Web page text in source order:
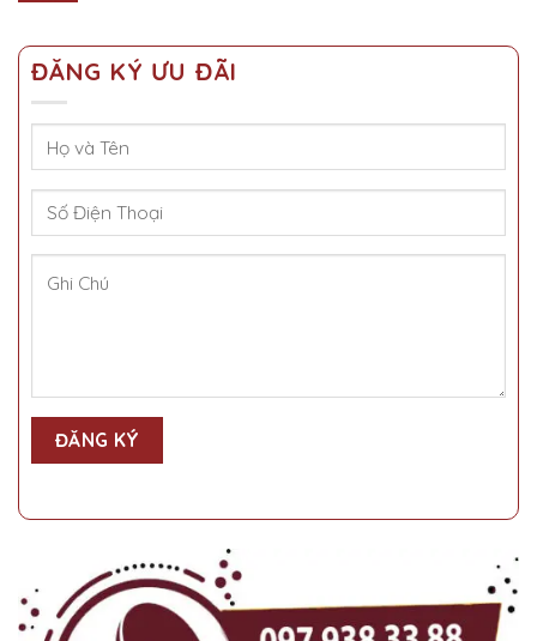
ĐĂNG KÝ ƯU ĐÃI